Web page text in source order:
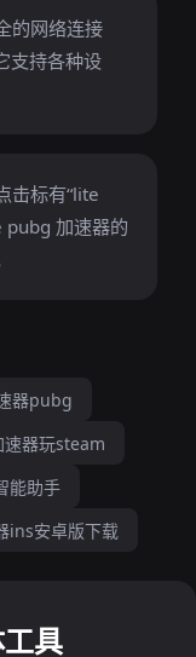
的网络连接
支持各种设
击标有“lite
pubg 加速器的
器pubg
速器玩steam
能助手
ins安卓版下载
具